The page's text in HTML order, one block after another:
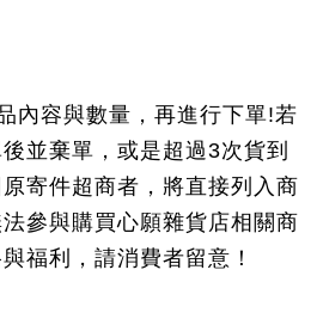
內容與數量，再進行下單!若
並棄單，或是超過3次貨到
寄件超商者，將直接列入商
參與購買心願雜貨店相關商
福利，請消費者留意！